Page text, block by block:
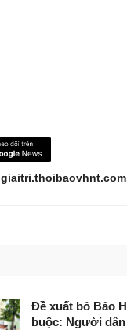
Đề xuất bỏ Bảo
buộc: Người